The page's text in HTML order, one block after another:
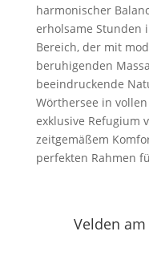
harmonischer
erholsame Stunden
Bereich, der mit
beruhigenden
beeindruckende
Wörthersee in
exklusive Refugium
zeitgemäßem
perfekten Rahmen
Velden